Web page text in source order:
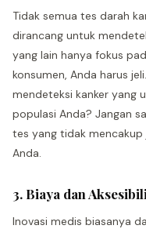
Tidak semua tes darah
dirancang untuk
yang lain hanya fokus
konsumen, Anda harus
mendeteksi kanker yang
populasi Anda? Jangan
tes yang tidak mencakup
Anda.
3. Biaya dan
Inovasi medis biasanya